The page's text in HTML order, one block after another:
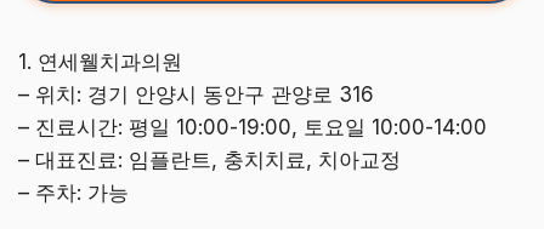
1. 연세웰치과의원
– 위치: 경기 안양시 동안구 관양로 316
– 진료시간: 평일 10:00-19:00, 토요일 10:00-14:00
– 대표진료: 임플란트, 충치치료, 치아교정
– 주차: 가능